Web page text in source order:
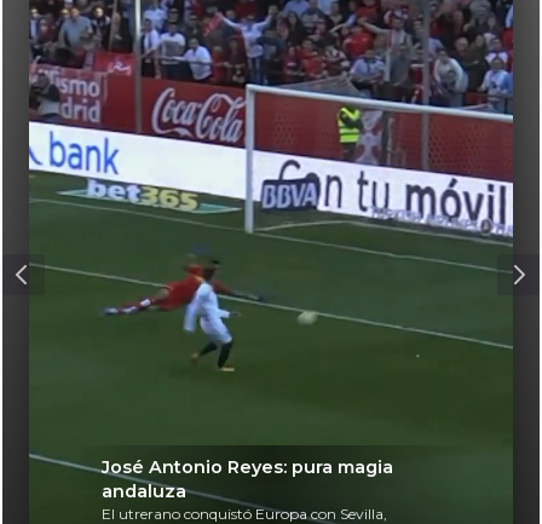
José Antonio Reyes: pura magia
andaluza
El utrerano conquistó Europa con Sevilla,